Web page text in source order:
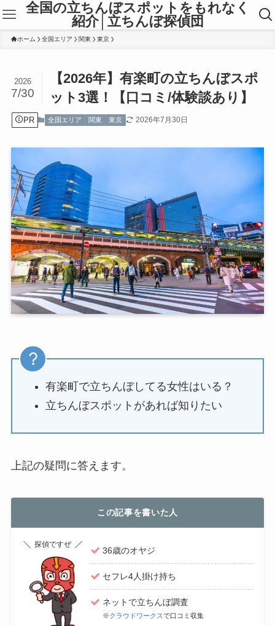
全国の立ちんぼスポットをもれなく
紹介│立ちんぼ探偵団
ホーム 全国エリア 関東 東京
【2026年】有楽町の立ちんぼスポ
ット3選！【口コミ/体験談あり】
2026
7/30
PR 全国エリア 関東 東京 2026年7月30日
有楽町で立ちんぼしてる女性はいる？
立ちんぼスポットがあれば知りたい
上記の疑問に答えます。
この記事を書いた人
36歳のオヤジ
セフレ4人掛け持ち
ネットで立ちんぼ調査
※クラウドワークスで口コミ収集
探偵ですぜ